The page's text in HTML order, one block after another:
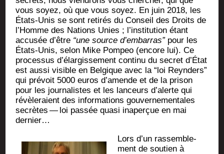
vous soyez, où que vous soyez. En juin 2018, les
États-Unis se sont reti­rés du Conseil des Droits de
l’Homme des Nations Unies ; l’ins­ti­tu­tion étant
accu­sée d’être “une source d’embarras”pour les
États-Unis, selon Mike Pom­peo (encore lui). Ce
pro­ces­sus d’é­lar­gis­se­ment conti­nu du secret d’État
est aus­si visible en Bel­gique avec la “loi Reyn­ders”
qui pré­voit 5000 euros d’a­mende et de la pri­son
pour les jour­na­listes et les lan­ceurs d’a­lerte qui
révè­le­raient des infor­ma­tions gou­ver­ne­men­tales
secrètes — loi pas­sée qua­si inaper­çue en mai
dernier…
Lors d’un ras­sem­ble­
ment de sou­tien à